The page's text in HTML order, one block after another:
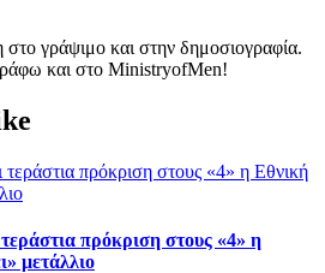
γράψιμο και στην δημοσιογραφία.
και στο MinistryofMen!
πρόκριση στους «4» η
μετάλλιο